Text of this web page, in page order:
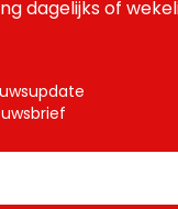
dagelijks of